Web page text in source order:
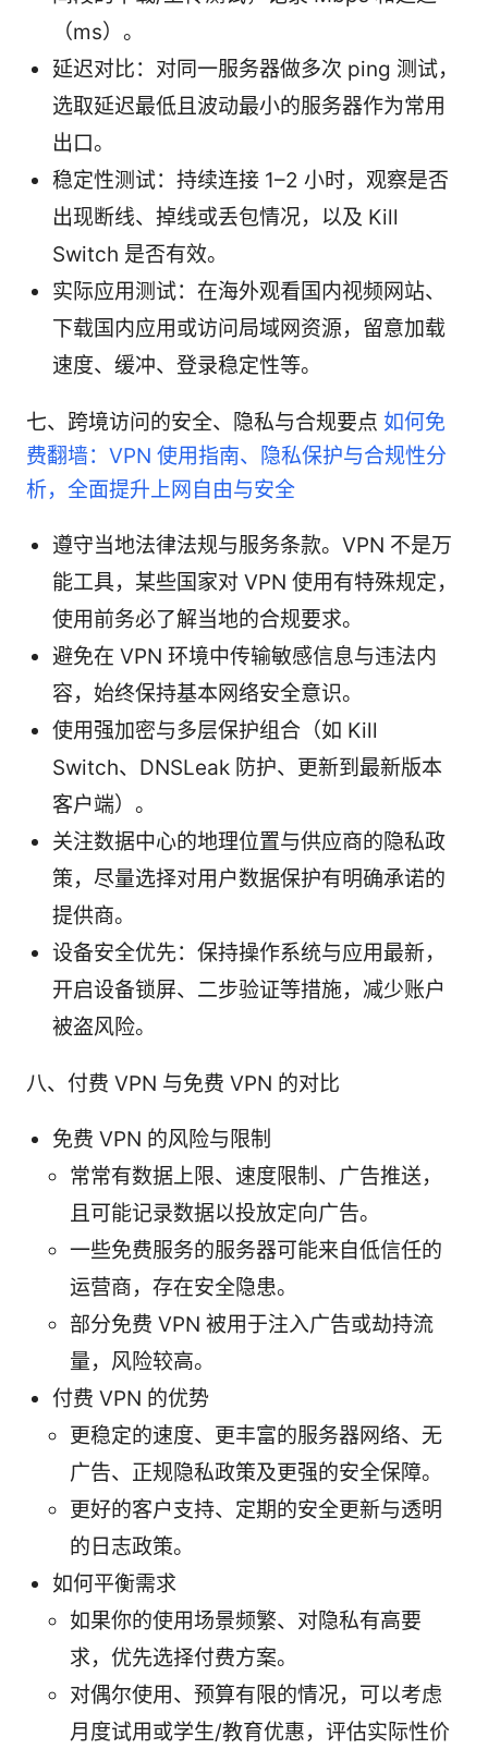
（ms）。
延迟对比：对同一服务器做多次 ping 测试，
选取延迟最低且波动最小的服务器作为常用
出口。
稳定性测试：持续连接 1–2 小时，观察是否
出现断线、掉线或丢包情况，以及 Kill
Switch 是否有效。
实际应用测试：在海外观看国内视频网站、
下载国内应用或访问局域网资源，留意加载
速度、缓冲、登录稳定性等。
七、跨境访问的安全、隐私与合规要点 如何免
费翻墙：VPN 使用指南、隐私保护与合规性分
析，全面提升上网自由与安全
遵守当地法律法规与服务条款。VPN 不是万
能工具，某些国家对 VPN 使用有特殊规定，
使用前务必了解当地的合规要求。
避免在 VPN 环境中传输敏感信息与违法内
容，始终保持基本网络安全意识。
使用强加密与多层保护组合（如 Kill
Switch、DNSLeak 防护、更新到最新版本
客户端）。
关注数据中心的地理位置与供应商的隐私政
策，尽量选择对用户数据保护有明确承诺的
提供商。
设备安全优先：保持操作系统与应用最新，
开启设备锁屏、二步验证等措施，减少账户
被盗风险。
八、付费 VPN 与免费 VPN 的对比
免费 VPN 的风险与限制
常常有数据上限、速度限制、广告推送，
且可能记录数据以投放定向广告。
一些免费服务的服务器可能来自低信任的
运营商，存在安全隐患。
部分免费 VPN 被用于注入广告或劫持流
量，风险较高。
付费 VPN 的优势
更稳定的速度、更丰富的服务器网络、无
广告、正规隐私政策及更强的安全保障。
更好的客户支持、定期的安全更新与透明
的日志政策。
如何平衡需求
如果你的使用场景频繁、对隐私有高要
求，优先选择付费方案。
对偶尔使用、预算有限的情况，可以考虑
月度试用或学生/教育优惠，评估实际性价